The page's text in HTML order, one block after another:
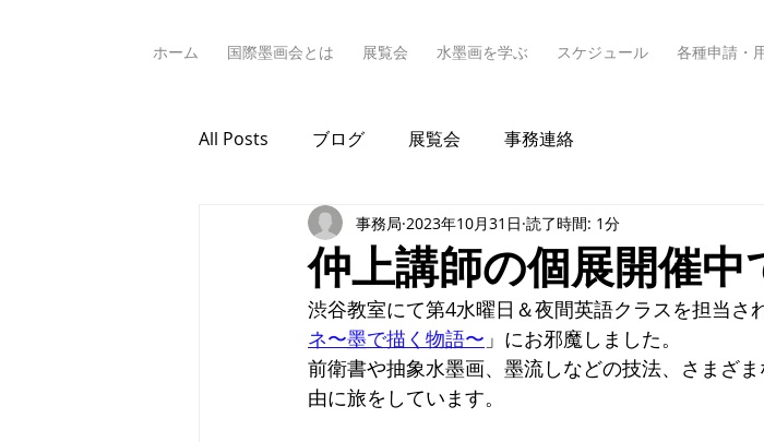
ホーム 国際墨画会とは 展覧会 水墨画を学ぶ スケジュール 各種申請・
All Posts ブログ 展覧会 事務連絡
仲上講師の個展開催中
事務局 2023年10月31日 読了時間: 1分
渋谷教室にて第4水曜日＆夜間英語クラスを担当さ
ネ〜墨で描く物語〜 」にお邪魔しました。
前衛書や抽象水墨画、墨流しなどの技法、さまざ
由に旅をしています。